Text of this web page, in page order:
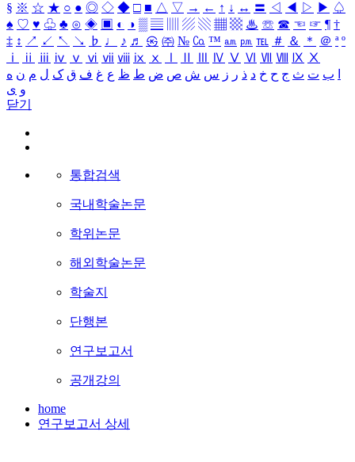
§ ※ ☆ ★ ○ ● ◎ ◇ ◆ □ ■ △ ▽ → ← ↑ ↓ ↔ 〓 ◁ ◀ ▷ ▶ ♤
♠ ♡ ♥ ♧ ♣ ⊙ ◈ ▣ ◐ ◑ ▒ ▤ ▨ ▧ ▦ ▩ ♨ ☏ ☎ ☜ ☞ ¶ †
‡ ↕ ↗ ↙ ↖ ↘ ♭ ♩ ♪ ♬ ㉿ ㈜ № ㏇ ™ ㏂ ㏘ ℡ ＃ ＆ ＊ ＠ ª º
ⅰ
ⅱ ⅲ ⅳ ⅴ ⅵ ⅶ ⅷ ⅸ ⅹ Ⅳ Ⅴ Ⅵ Ⅶ Ⅷ Ⅸ Ⅹ
ب ت ث ج ح خ د ذ ر ز س ش ص ض ط ظ ع غ ف ق ک ل م ن ه
و ی
닫기
통합검색
국내학술논문
학위논문
해외학술논문
학술지
단행본
연구보고서
공개강의
home
연구보고서 상세